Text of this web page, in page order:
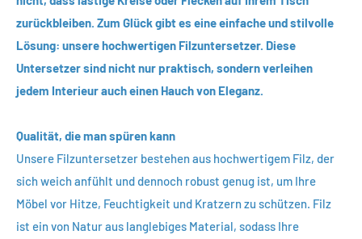
zurückbleiben. Zum Glück gibt es eine einfache und stilvolle
Lösung: unsere hochwertigen Filzuntersetzer. Diese
Untersetzer sind nicht nur praktisch, sondern verleihen
jedem Interieur auch einen Hauch von Eleganz.
Qualität, die man spüren kann
Unsere Filzuntersetzer bestehen aus hochwertigem Filz, der
sich weich anfühlt und dennoch robust genug ist, um Ihre
Möbel vor Hitze, Feuchtigkeit und Kratzern zu schützen. Filz
ist ein von Natur aus langlebiges Material, sodass Ihre